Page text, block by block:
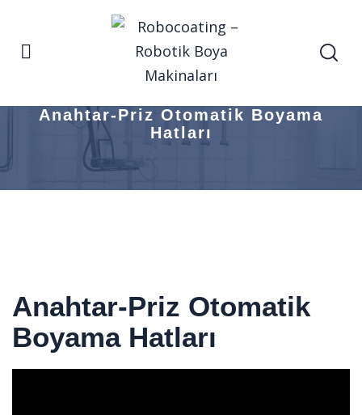
ENDÜSTRİYEL ÇÖZÜMLER
Anahtar-Priz Otomatik Boyama
Hatları
Anahtar-Priz Otomatik
Boyama Hatları